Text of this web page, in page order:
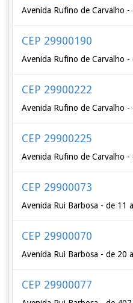
Avenida Rufino de Carvalho
CEP 29900190
Avenida Rufino de Carvalho
CEP 29900222
Avenida Rufino de Carvalho
CEP 29900225
Avenida Rufino de Carvalho
CEP 29900073
Avenida Rui Barbosa - de 11
CEP 29900070
Avenida Rui Barbosa - de 20
CEP 29900077